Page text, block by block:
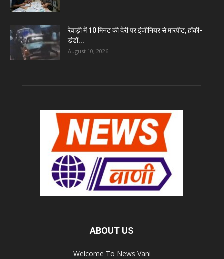
रेवाड़ी में 10 मिनट की देरी पर इंजीनियर से मारपीट, हॉकी-
डंडों...
August 10, 2026
ABOUT US
Welcome To News Vani